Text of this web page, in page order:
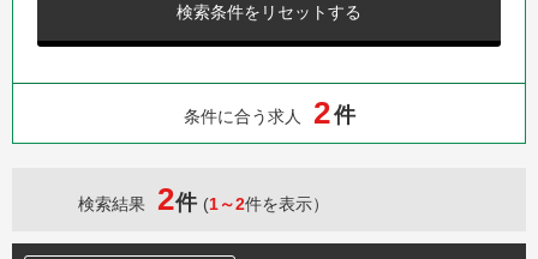
検索条件をリセットする
条件に合う求人 2件
検索結果 2件 (1～2件を表示）